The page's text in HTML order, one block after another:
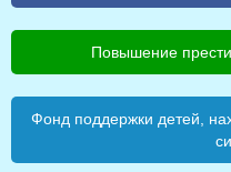
Повышение
Фонд поддержки детей,